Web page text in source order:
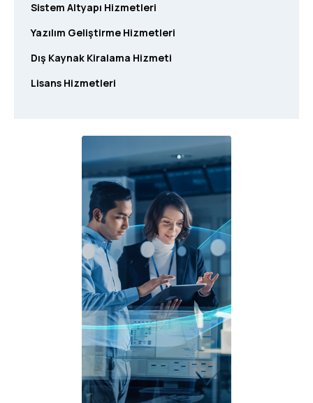
Sistem Altyapı Hizmetleri
Yazılım Geliştirme Hizmetleri
Dış Kaynak Kiralama Hizmeti
Lisans Hizmetleri